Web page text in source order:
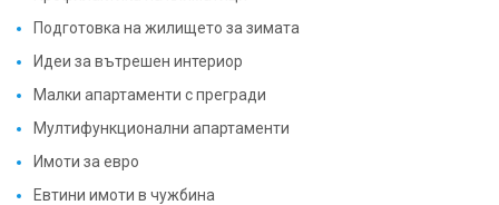
Подготовка на жилището за зимата
Идеи за вътрешен интериор
Малки апартаменти с прегради
Мултифункционални апартаменти
Имоти за евро
Евтини имоти в чужбина